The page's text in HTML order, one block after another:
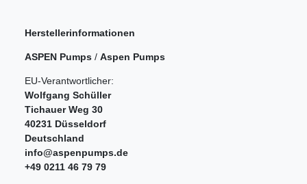
Herstellerinformationen
ASPEN Pumps / Aspen Pumps
EU-Verantwortlicher:
Wolfgang Schüller
Tichauer Weg 30
40231 Düsseldorf
Deutschland
info@aspenpumps.de
+49 0211 46 79 79